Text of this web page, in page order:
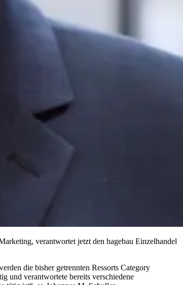
verantwortet jetzt den hagebau Einzelhandel
die bisher getrennten Ressorts Category
und verantwortete bereits verschiedene